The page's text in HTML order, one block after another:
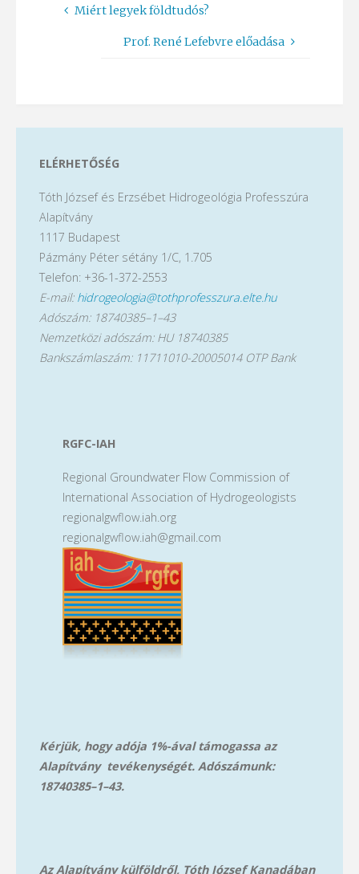
Miért legyek földtudós?
Prof. René Lefebvre előadása
ELÉRHETŐSÉG
Tóth József és Erzsébet Hidrogeológia Professzúra
Alapítvány
1117 Budapest
Pázmány Péter sétány 1/C, 1.705
Telefon: +36-1-372-2553
E-mail: hidrogeologia@tothprofesszura.elte.hu
Adószám: 18740385–1–43
Nemzetközi adószám: HU 18740385
Bankszámlaszám: 11711010-20005014 OTP Bank
RGFC-IAH
Regional Groundwater Flow Commission of
International Association of Hydrogeologists
regionalgwflow.iah.org
regionalgwflow.iah@gmail.com
Kérjük, hogy adója 1%-ával támogassa az
Alapítvány tevékenységét. Adószámunk:
18740385–1–43.
Az Alapítvány külföldről, Tóth József Kanadában